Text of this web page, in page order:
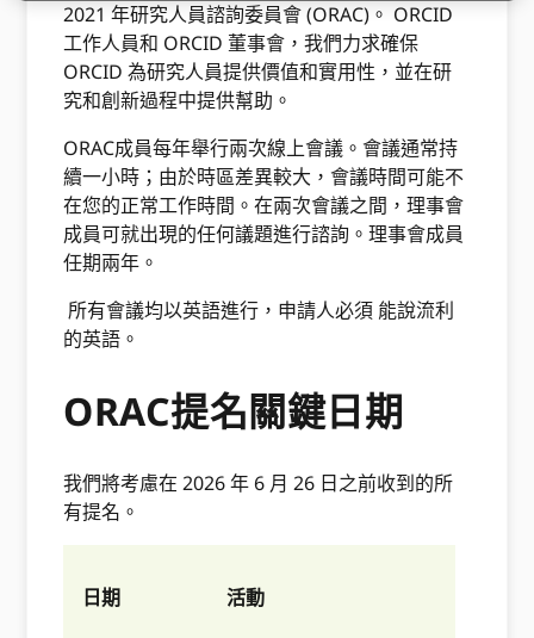
2021 年研究人員諮詢委員會 (ORAC)。 ORCID
工作人員和 ORCID 董事會，我們力求確保
ORCID 為研究人員提供價值和實用性，並在研
究和創新過程中提供幫助。
ORAC成員每年舉行兩次線上會議。會議通常持
續一小時；由於時區差異較大，會議時間可能不
在您的正常工作時間。在兩次會議之間，理事會
成員可就出現的任何議題進行諮詢。理事會成員
任期兩年。
所有會議均以英語進行，申請人必須 能說流利
的英語。
ORAC提名關鍵日期
我們將考慮在 2026 年 6 月 26 日之前收到的所
有提名。
日期 活動